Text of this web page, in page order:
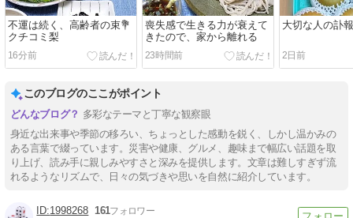
不運は続く、高齢者の束💐
クチコミ梨
16分前
喪失感で生きる力が衰えて
きたので、家から離れる
23時間前
大切な人の訃
2日前
このブログのここがポイント
多彩なテーマと丁寧な観察眼
身近な出来事や季節の移ろい、ちょっとした感動を鋭く、しかし温かみの
ある言葉で綴っています。災害や健康、グルメ、趣味まで幅広い話題を取
り上げ、読み手に親しみやすさと深みを提供します。文章は難しすぎず流
れるようなリズムで、日々の気づきや思いを自然に紹介しています。
1998268 161